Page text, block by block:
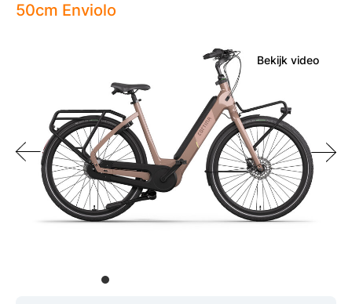
50cm Enviolo
Bekijk video